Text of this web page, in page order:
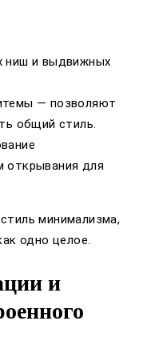
ниш и выдвижных
— позволяют
общий стиль.
открывания для
минимализма,
одно целое.
и